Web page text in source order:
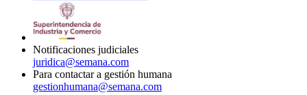
Notificaciones judiciales
juridica@semana.com
Para contactar a gestión humana
gestionhumana@semana.com